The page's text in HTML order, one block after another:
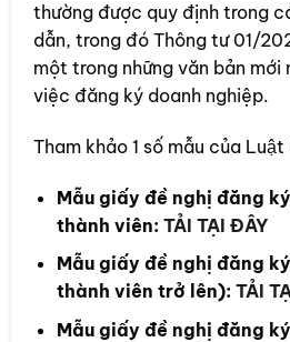
thường được quy định trong
dẫn, trong đó Thông tư 01/
một trong những văn bản mới
việc đăng ký doanh nghiệp.
Tham khảo 1 số mẫu của Luật
Mẫu giấy đề nghị đăng
thành viên: TẢI TẠI ĐÂY
Mẫu giấy đề nghị đăng
thành viên trở lên): TẢI
Mẫu giấy đề nghị đăng